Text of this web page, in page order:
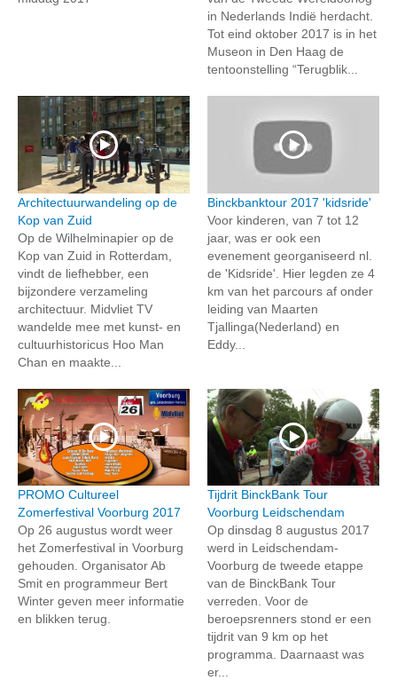
in Nederlands Indië herdacht.
Tot eind oktober 2017 is in het
Museon in Den Haag de
tentoonstelling “Terugblik...
Architectuurwandeling op de
Kop van Zuid
Op de Wilhelminapier op de
Kop van Zuid in Rotterdam,
vindt de liefhebber, een
bijzondere verzameling
architectuur. Midvliet TV
wandelde mee met kunst- en
cultuurhistoricus Hoo Man
Chan en maakte...
Binckbanktour 2017 'kidsride'
Voor kinderen, van 7 tot 12
jaar, was er ook een
evenement georganiseerd nl.
de 'Kidsride'. Hier legden ze 4
km van het parcours af onder
leiding van Maarten
Tjallinga(Nederland) en
Eddy...
PROMO Cultureel
Zomerfestival Voorburg 2017
Op 26 augustus wordt weer
het Zomerfestival in Voorburg
gehouden. Organisator Ab
Smit en programmeur Bert
Winter geven meer informatie
en blikken terug.
Tijdrit BinckBank Tour
Voorburg Leidschendam
Op dinsdag 8 augustus 2017
werd in Leidschendam-
Voorburg de tweede etappe
van de BinckBank Tour
verreden. Voor de
beroepsrenners stond er een
tijdrit van 9 km op het
programma. Daarnaast was
er...